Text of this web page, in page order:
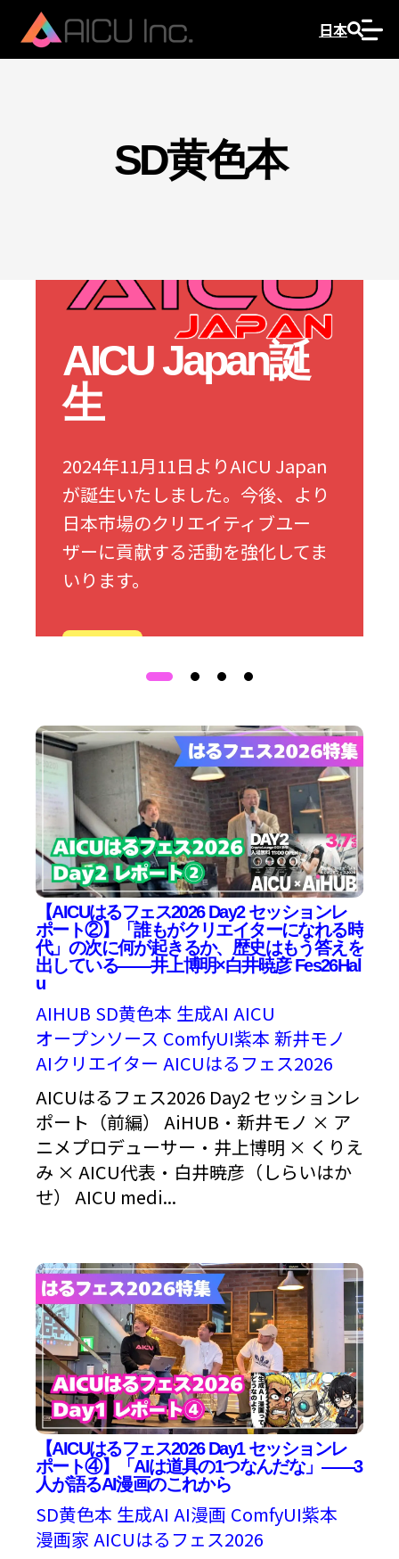
日本
SD黄色本
AICU Japan誕
生
2024年11月11日よりAICU Japan
が誕生いたしました。今後、より
日本市場のクリエイティブユー
ザーに貢献する活動を強化してま
いります。
【AICUはるフェス2026 Day2 セッションレ
ポート②】「誰もがクリエイターになれる時
代」の次に何が起きるか、歴史はもう答えを
出している——井上博明×白井暁彦 Fes26Hal
u
AIHUB SD黄色本 生成AI AICU
オープンソース ComfyUI紫本 新井モノ
AIクリエイター AICUはるフェス2026
AICUはるフェス2026 Day2 セッションレ
ポート（前編） AiHUB・新井モノ × ア
ニメプロデューサー・井上博明 × くりえ
み × AICU代表・白井暁彦（しらいはか
せ） AICU medi...
【AICUはるフェス2026 Day1 セッションレ
ポート④】「AIは道具の1つなんだな」——3
人が語るAI漫画のこれから
SD黄色本 生成AI AI漫画 ComfyUI紫本
漫画家 AICUはるフェス2026